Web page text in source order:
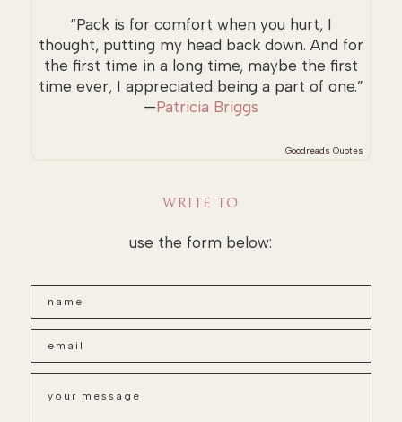
“Pack is for comfort when you hurt, I
thought, putting my head back down. And for
the first time in a long time, maybe the first
time ever, I appreciated being a part of one.”
—Patricia Briggs
Goodreads Quotes
WRITE TO
use the form below: